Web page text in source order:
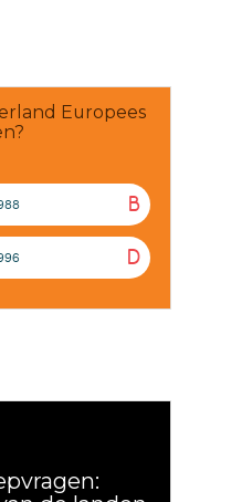
Europees
B
D